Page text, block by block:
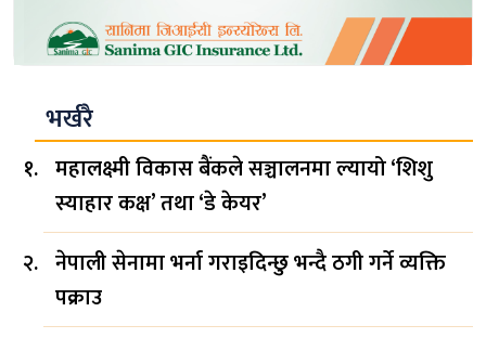
भर्खरै
महालक्ष्मी विकास बैंकले सञ्चालनमा ल्यायो ‘शिशु
स्याहार कक्ष’ तथा ‘डे केयर’
नेपाली सेनामा भर्ना गराइदिन्छु भन्दै ठगी गर्ने व्यक्ति
पक्राउ